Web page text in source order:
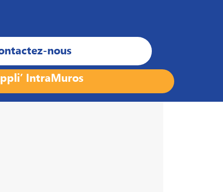
nous
IntraMuros